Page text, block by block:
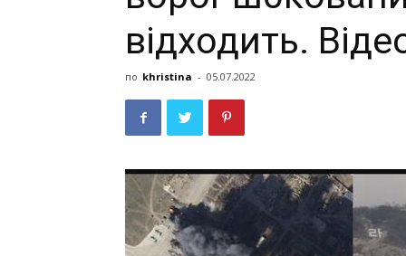
відходить.
по khristina - 05.07.2022